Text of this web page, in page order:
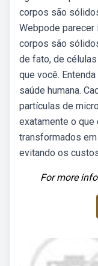
corpos são
Webpode parecer
corpos são
de fato, de
que você.
saúde humana.
partículas de
exatamente o
transformados
evitando os
For more